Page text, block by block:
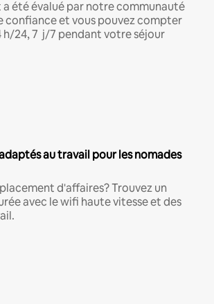
été évalué par notre communauté
confiance et vous pouvez compter
h/24, 7 j/7 pendant votre séjour
au travail pour les nomades
d'affaires? Trouvez un
avec le wifi haute vitesse et des